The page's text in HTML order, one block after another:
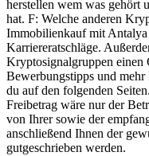
herstellen wem was gehört
hat. F: Welche anderen
Immobilienkauf mit
Karriereratschläge.
Kryptosignalgruppen
Bewerbungstipps und
du auf den folgenden
Freibetrag wäre nur der
von Ihrer sowie der
anschließend Ihnen der
gutgeschrieben werden.